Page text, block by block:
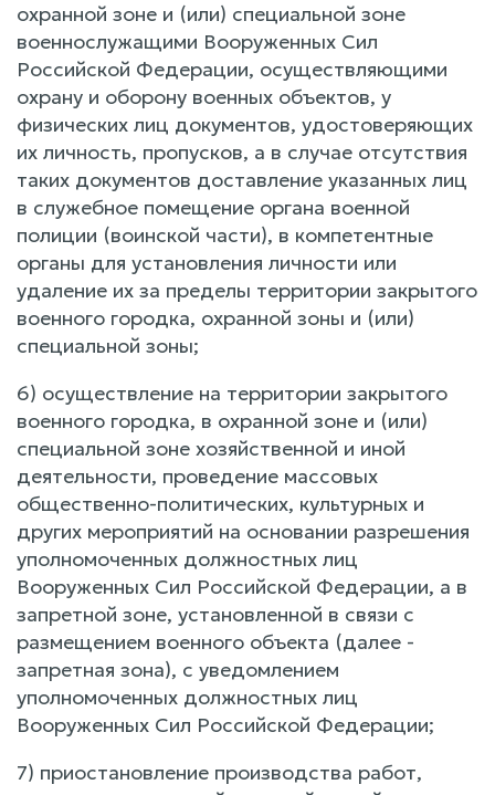
охранной зоне и (или) специальной зоне
военнослужащими Вооруженных Сил
Российской Федерации, осуществляющими
охрану и оборону военных объектов, у
физических лиц документов, удостоверяющих
их личность, пропусков, а в случае отсутствия
таких документов доставление указанных лиц
в служебное помещение органа военной
полиции (воинской части), в компетентные
органы для установления личности или
удаление их за пределы территории закрытого
военного городка, охранной зоны и (или)
специальной зоны;
6) осуществление на территории закрытого
военного городка, в охранной зоне и (или)
специальной зоне хозяйственной и иной
деятельности, проведение массовых
общественно-политических, культурных и
других мероприятий на основании разрешения
уполномоченных должностных лиц
Вооруженных Сил Российской Федерации, а в
запретной зоне, установленной в связи с
размещением военного объекта (далее -
запретная зона), с уведомлением
уполномоченных должностных лиц
Вооруженных Сил Российской Федерации;
7) приостановление производства работ,